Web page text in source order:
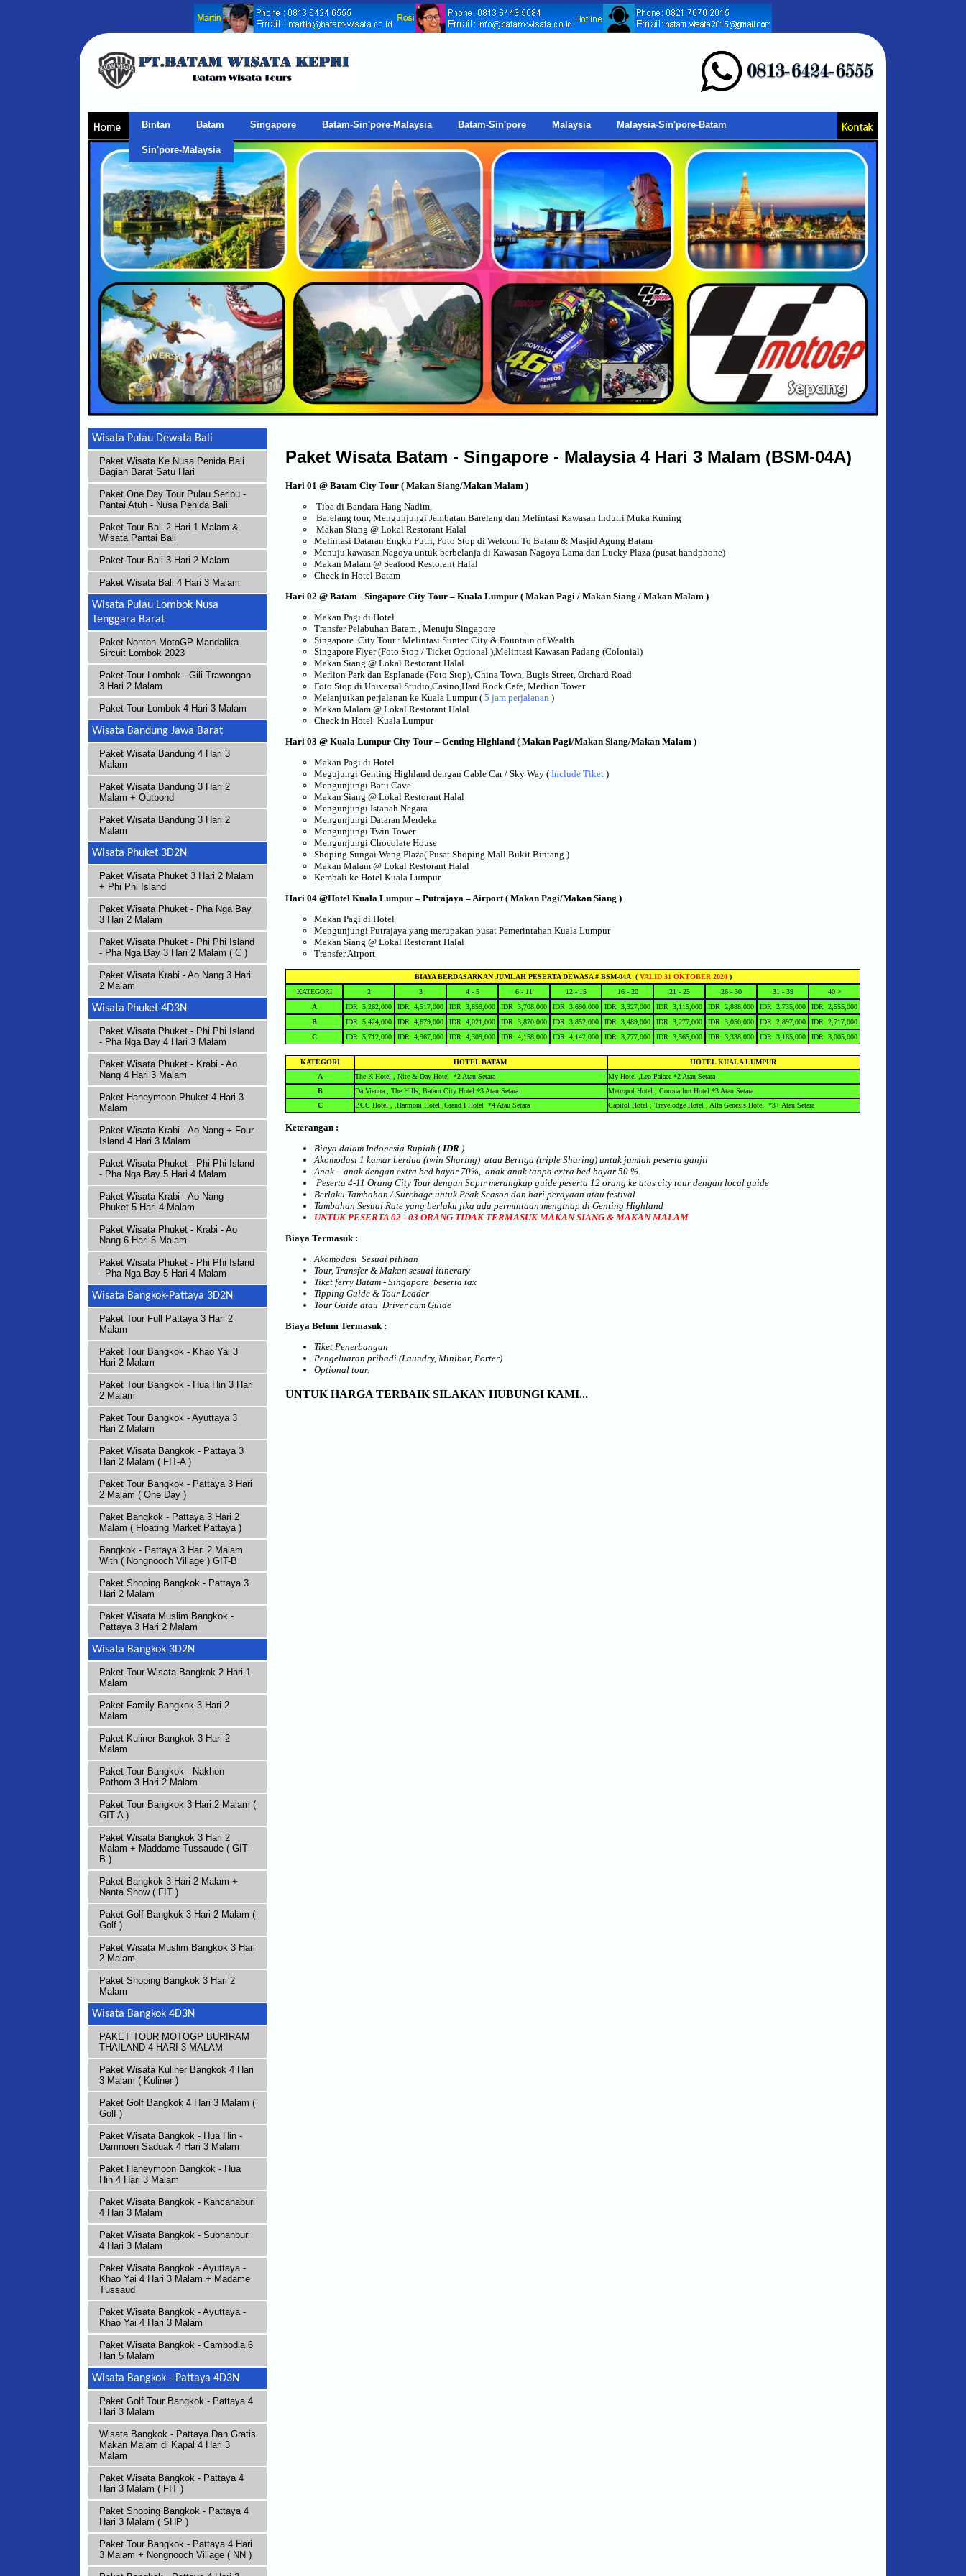
Bintan Batam Singapore Batam-Sin'pore-Malaysia Batam-Sin'pore Malaysia Malaysia-Sin'pore-Batam
Sin'pore-Malaysia
Wisata Pulau Dewata Bali
Paket Wisata Ke Nusa Penida Bali
Bagian Barat Satu Hari
Paket One Day Tour Pulau Seribu -
Pantai Atuh - Nusa Penida Bali
Paket Tour Bali 2 Hari 1 Malam &
Wisata Pantai Bali
Paket Tour Bali 3 Hari 2 Malam
Paket Wisata Bali 4 Hari 3 Malam
Wisata Pulau Lombok Nusa
Tenggara Barat
Paket Nonton MotoGP Mandalika
Sircuit Lombok 2023
Paket Tour Lombok - Gili Trawangan
3 Hari 2 Malam
Paket Tour Lombok 4 Hari 3 Malam
Wisata Bandung Jawa Barat
Paket Wisata Bandung 4 Hari 3
Malam
Paket Wisata Bandung 3 Hari 2
Malam + Outbond
Paket Wisata Bandung 3 Hari 2
Malam
Wisata Phuket 3D2N
Paket Wisata Phuket 3 Hari 2 Malam
+ Phi Phi Island
Paket Wisata Phuket - Pha Nga Bay
3 Hari 2 Malam
Paket Wisata Phuket - Phi Phi Island
- Pha Nga Bay 3 Hari 2 Malam ( C )
Paket Wisata Krabi - Ao Nang 3 Hari
2 Malam
Wisata Phuket 4D3N
Paket Wisata Phuket - Phi Phi Island
- Pha Nga Bay 4 Hari 3 Malam
Paket Wisata Phuket - Krabi - Ao
Nang 4 Hari 3 Malam
Paket Haneymoon Phuket 4 Hari 3
Malam
Paket Wisata Krabi - Ao Nang + Four
Island 4 Hari 3 Malam
Paket Wisata Phuket - Phi Phi Island
- Pha Nga Bay 5 Hari 4 Malam
Paket Wisata Krabi - Ao Nang -
Phuket 5 Hari 4 Malam
Paket Wisata Phuket - Krabi - Ao
Nang 6 Hari 5 Malam
Paket Wisata Phuket - Phi Phi Island
- Pha Nga Bay 5 Hari 4 Malam
Wisata Bangkok-Pattaya 3D2N
Paket Tour Full Pattaya 3 Hari 2
Malam
Paket Tour Bangkok - Khao Yai 3
Hari 2 Malam
Paket Tour Bangkok - Hua Hin 3 Hari
2 Malam
Paket Tour Bangkok - Ayuttaya 3
Hari 2 Malam
Paket Wisata Bangkok - Pattaya 3
Hari 2 Malam ( FIT-A )
Paket Tour Bangkok - Pattaya 3 Hari
2 Malam ( One Day )
Paket Bangkok - Pattaya 3 Hari 2
Malam ( Floating Market Pattaya )
Bangkok - Pattaya 3 Hari 2 Malam
With ( Nongnooch Village ) GIT-B
Paket Shoping Bangkok - Pattaya 3
Hari 2 Malam
Paket Wisata Muslim Bangkok -
Pattaya 3 Hari 2 Malam
Wisata Bangkok 3D2N
Paket Tour Wisata Bangkok 2 Hari 1
Malam
Paket Family Bangkok 3 Hari 2
Malam
Paket Kuliner Bangkok 3 Hari 2
Malam
Paket Tour Bangkok - Nakhon
Pathom 3 Hari 2 Malam
Paket Tour Bangkok 3 Hari 2 Malam (
GIT-A )
Paket Wisata Bangkok 3 Hari 2
Malam + Maddame Tussaude ( GIT-
B )
Paket Bangkok 3 Hari 2 Malam +
Nanta Show ( FIT )
Paket Golf Bangkok 3 Hari 2 Malam (
Golf )
Paket Wisata Muslim Bangkok 3 Hari
2 Malam
Paket Shoping Bangkok 3 Hari 2
Malam
Wisata Bangkok 4D3N
PAKET TOUR MOTOGP BURIRAM
THAILAND 4 HARI 3 MALAM
Paket Wisata Kuliner Bangkok 4 Hari
3 Malam ( Kuliner )
Paket Golf Bangkok 4 Hari 3 Malam (
Golf )
Paket Wisata Bangkok - Hua Hin -
Damnoen Saduak 4 Hari 3 Malam
Paket Haneymoon Bangkok - Hua
Hin 4 Hari 3 Malam
Paket Wisata Bangkok - Kancanaburi
4 Hari 3 Malam
Paket Wisata Bangkok - Subhanburi
4 Hari 3 Malam
Paket Wisata Bangkok - Ayuttaya -
Khao Yai 4 Hari 3 Malam + Madame
Tussaud
Paket Wisata Bangkok - Ayuttaya -
Khao Yai 4 Hari 3 Malam
Paket Wisata Bangkok - Cambodia 6
Hari 5 Malam
Wisata Bangkok - Pattaya 4D3N
Paket Golf Tour Bangkok - Pattaya 4
Hari 3 Malam
Wisata Bangkok - Pattaya Dan Gratis
Makan Malam di Kapal 4 Hari 3
Malam
Paket Wisata Bangkok - Pattaya 4
Hari 3 Malam ( FIT )
Paket Shoping Bangkok - Pattaya 4
Hari 3 Malam ( SHP )
Paket Tour Bangkok - Pattaya 4 Hari
3 Malam + Nongnooch Village ( NN )
Paket Wisata Batam - Singapore - Malaysia 4 Hari 3 Malam (BSM-04A)
Hari 01 @ Batam City Tour ( Makan Siang/Makan Malam )
Tiba di Bandara Hang Nadim,
Barelang tour, Mengunjungi Jembatan Barelang dan Melintasi Kawasan Indutri Muka Kuning
Makan Siang @ Lokal Restorant Halal
Melintasi Dataran Engku Putri, Poto Stop di Welcom To Batam & Masjid Agung Batam
Menuju kawasan Nagoya untuk berbelanja di Kawasan Nagoya Lama dan Lucky Plaza (pusat handphone)
Makan Malam @ Seafood Restorant Halal
Check in Hotel Batam
Hari 02 @ Batam - Singapore City Tour – Kuala Lumpur ( Makan Pagi / Makan Siang / Makan Malam )
Makan Pagi di Hotel
Transfer Pelabuhan Batam , Menuju Singapore
Singapore City Tour : Melintasi Suntec City & Fountain of Wealth
Singapore Flyer (Foto Stop / Ticket Optional ),Melintasi Kawasan Padang (Colonial)
Makan Siang @ Lokal Restorant Halal
Merlion Park dan Esplanade (Foto Stop), China Town, Bugis Street, Orchard Road
Foto Stop di Universal Studio,Casino,Hard Rock Cafe, Merlion Tower
Melanjutkan perjalanan ke Kuala Lumpur ( 5 jam perjalanan )
Makan Malam @ Lokal Restorant Halal
Check in Hotel Kuala Lumpur
Hari 03 @ Kuala Lumpur City Tour – Genting Highland ( Makan Pagi/Makan Siang/Makan Malam )
Makan Pagi di Hotel
Megujungi Genting Highland dengan Cable Car / Sky Way ( Include Tiket )
Mengunjungi Batu Cave
Makan Siang @ Lokal Restorant Halal
Mengunjungi Istanah Negara
Mengunjungi Dataran Merdeka
Mengunjungi Twin Tower
Mengunjungi Chocolate House
Shoping Sungai Wang Plaza( Pusat Shoping Mall Bukit Bintang )
Makan Malam @ Lokal Restorant Halal
Kembali ke Hotel Kuala Lumpur
Hari 04 @Hotel Kuala Lumpur – Putrajaya – Airport ( Makan Pagi/Makan Siang )
Makan Pagi di Hotel
Mengunjungi Putrajaya yang merupakan pusat Pemerintahan Kuala Lumpur
Makan Siang @ Lokal Restorant Halal
Transfer Airport
BIAYA BERDASARKAN JUMLAH PESERTA DEWASA # BSM-04A ( VALID 31 OKTOBER 2020)
KATEGORI
2 3 4 - 5 6 - 11 12 - 15 16 - 20 21 - 25 26 - 30 31 - 39
40 >
A
IDR 5,262,000 IDR 4,517,000 IDR 3,859,000 IDR 3,708,000 IDR 3,690,000 IDR 3,327,000 IDR 3,115,000 IDR 2,888,000 IDR 2,735,000
IDR 2,555,000
B
IDR 5,424,000 IDR 4,679,000 IDR 4,021,000 IDR 3,870,000 IDR 3,852,000 IDR 3,489,000 IDR 3,277,000 IDR 3,050,000 IDR 2,897,000
IDR 2,717,000
C
IDR 5,712,000 IDR 4,967,000 IDR 4,309,000 IDR 4,158,000 IDR 4,142,000 IDR 3,777,000 IDR 3,565,000 IDR 3,338,000 IDR 3,185,000 IDR 3,005,000
KATEGORI HOTEL BATAM
HOTEL KUALA LUMPUR
A
The K Hotel , Nite & Day Hotel *2 Atau Setara
My Hotel ,Leo Palace *2 Atau Setara
B
Da Vienna , The Hills, Batam City Hotel *3 Atau Setara
Metropol Hotel , Corona Inn Hotel *3 Atau Setara
C
BCC Hotel , ,Harmoni Hotel ,Grand I Hotel *4 Atau Setara Capitol Hotel , Travelodge Hotel , Alfa Genesis Hotel *3+ Atau Setara
Keterangan :
Biaya dalam Indonesia Rupiah ( IDR )
Akomodasi 1 kamar berdua (twin Sharing) atau Bertiga (triple Sharing) untuk jumlah peserta ganjil
Anak – anak dengan extra bed bayar 70%, anak-anak tanpa extra bed bayar 50 %
Peserta 4-11 Orang City Tour dengan Sopir merangkap guide peserta 12 orang ke atas city tour dengan local guide
Berlaku Tambahan / Surchage untuk Peak Season dan hari perayaan atau festival
Tambahan Sesuai Rate yang berlaku jika ada permintaan menginap di Genting Highland
UNTUK PESERTA 02 - 03 ORANG TIDAK TERMASUK MAKAN SIANG & MAKAN MALAM
Biaya Termasuk :
Akomodasi Sesuai pilihan
Tour, Transfer & Makan sesuai itinerary
Tiket ferry Batam - Singapore beserta tax
Tipping Guide & Tour Leader
Tour Guide atau Driver cum Guide
Biaya Belum Termasuk :
Tiket Penerbangan
Pengeluaran pribadi (Laundry, Minibar, Porter)
Optional tour.
UNTUK HARGA TERBAIK SILAKAN HUBUNGI KAMI...